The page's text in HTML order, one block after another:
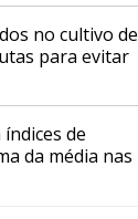
no cultivo de
para evitar
de
da média nas